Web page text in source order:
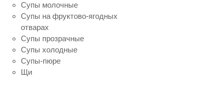
Супы молочные
Супы на фруктово-ягодных
отварах
Супы прозрачные
Супы холодные
Супы-пюре
Щи